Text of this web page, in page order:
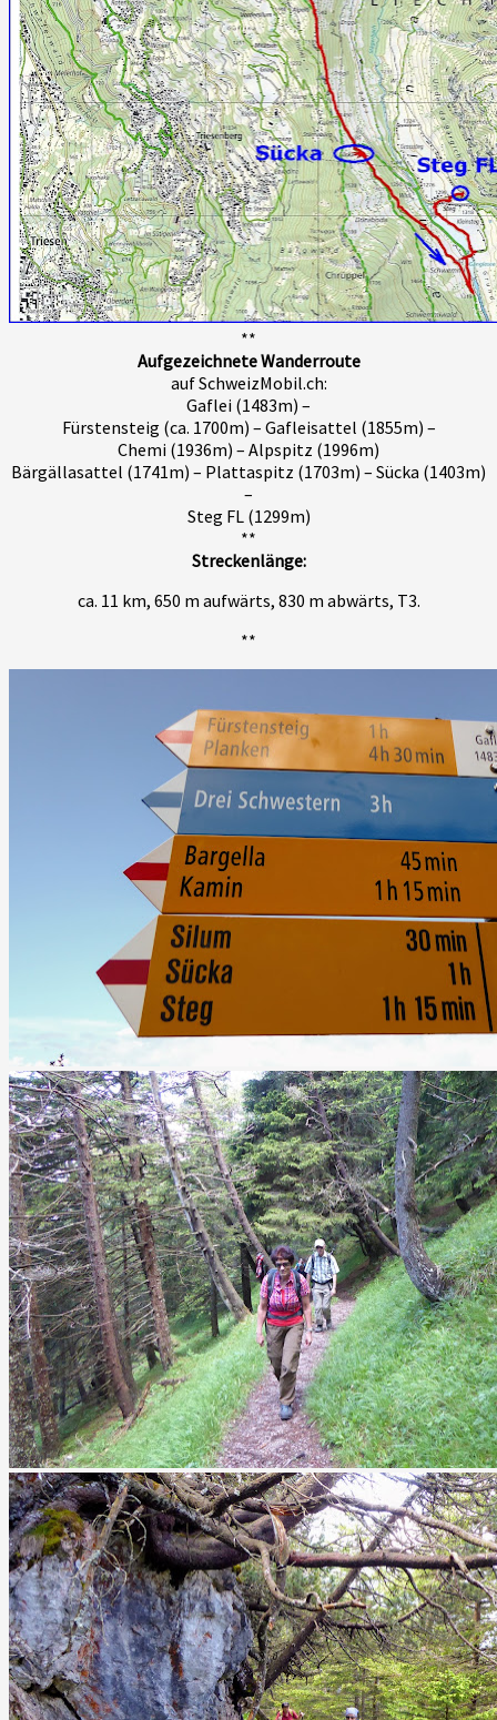
**
Aufgezeichnete Wanderroute
auf SchweizMobil.ch:
Gaflei (1483m) –
Fürstensteig (ca. 1700m) – Gafleisattel (1855m) –
Chemi (1936m) – Alpspitz (1996m)
Bärgällasattel (1741m) – Plattaspitz (1703m) – Sücka (1403m)
–
Steg FL (1299m)
**
Streckenlänge:
ca. 11 km, 650 m aufwärts, 830 m abwärts, T3.
**